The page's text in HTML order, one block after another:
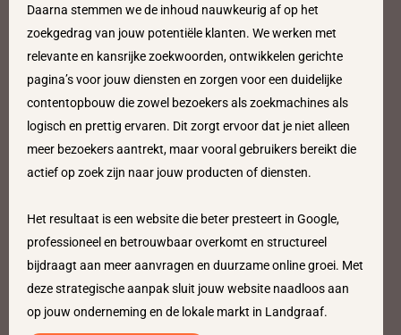
Daarna stemmen we de inhoud nauwkeurig af op het
zoekgedrag van jouw potentiële klanten. We werken met
relevante en kansrijke zoekwoorden, ontwikkelen gerichte
pagina’s voor jouw diensten en zorgen voor een duidelijke
contentopbouw die zowel bezoekers als zoekmachines als
logisch en prettig ervaren. Dit zorgt ervoor dat je niet alleen
meer bezoekers aantrekt, maar vooral gebruikers bereikt die
actief op zoek zijn naar jouw producten of diensten.
Het resultaat is een website die beter presteert in Google,
professioneel en betrouwbaar overkomt en structureel
bijdraagt aan meer aanvragen en duurzame online groei. Met
deze strategische aanpak sluit jouw website naadloos aan
op jouw onderneming en de lokale markt in Landgraaf.